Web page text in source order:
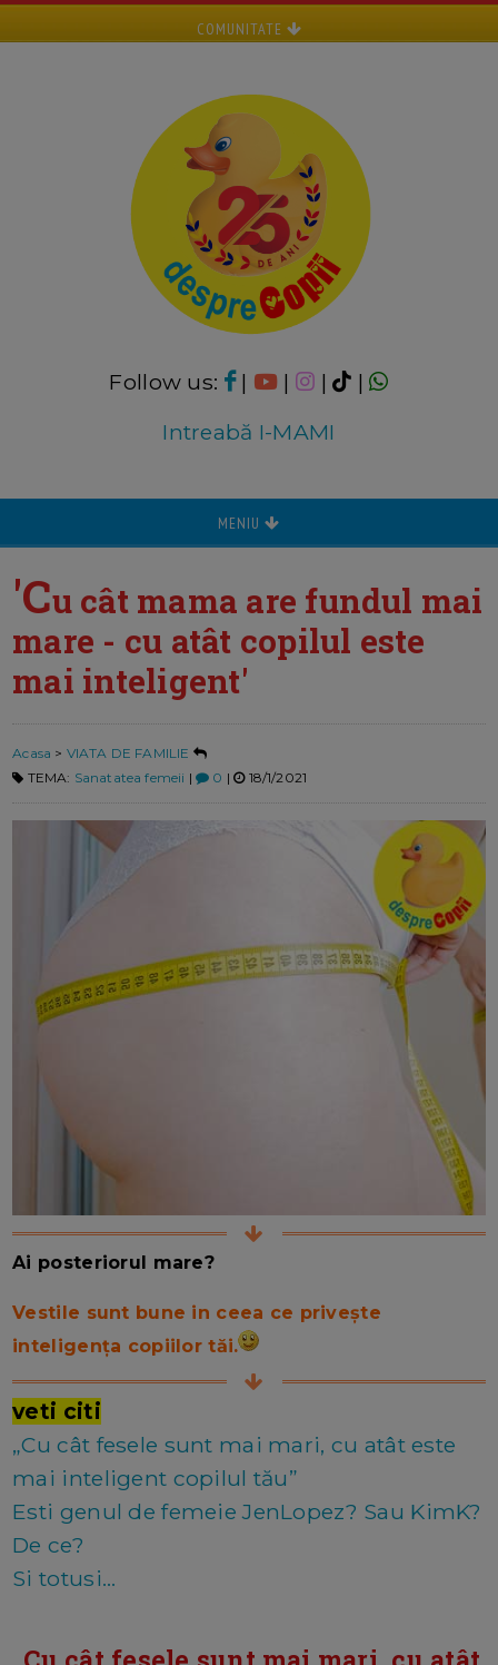
COMUNITATE
Follow us: | | |
|
Intreabă I-MAMI
MENIU
'Cu cât mama are fundul mai
mare - cu atât copilul este
mai inteligent'
Acasa > VIATA DE FAMILIE
TEMA: Sanatatea femeii | 0 | 18/1/2021
Ai posteriorul mare?
Vestile sunt bune in ceea ce privește
inteligența copiilor tăi.
veti citi
„Cu cât fesele sunt mai mari, cu atât este
mai inteligent copilul tău”
Esti genul de femeie JenLopez? Sau KimK?
De ce?
Si totusi...